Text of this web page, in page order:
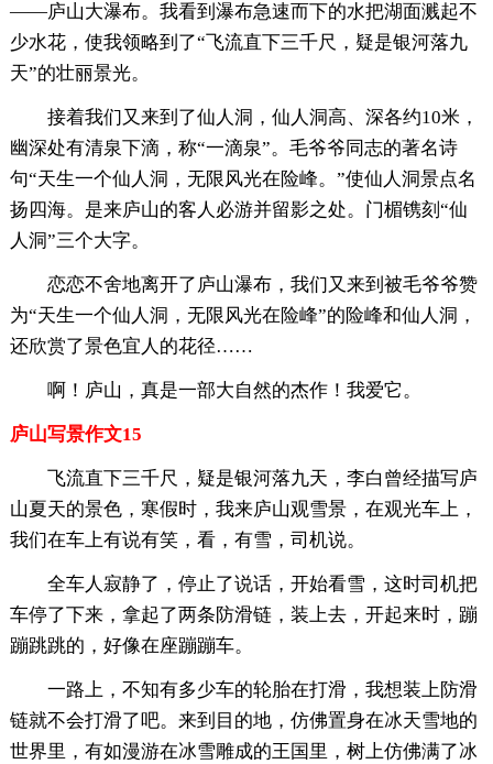
——庐山大瀑布。我看到瀑布急速而下的水把湖面溅起不
少水花，使我领略到了“飞流直下三千尺，疑是银河落九
天”的壮丽景光。
接着我们又来到了仙人洞，仙人洞高、深各约10米，
幽深处有清泉下滴，称“一滴泉”。毛爷爷同志的著名诗
句“天生一个仙人洞，无限风光在险峰。”使仙人洞景点名
扬四海。是来庐山的客人必游并留影之处。门楣镌刻“仙
人洞”三个大字。
恋恋不舍地离开了庐山瀑布，我们又来到被毛爷爷赞
为“天生一个仙人洞，无限风光在险峰”的险峰和仙人洞，
还欣赏了景色宜人的花径……
啊！庐山，真是一部大自然的杰作！我爱它。
庐山写景作文15
飞流直下三千尺，疑是银河落九天，李白曾经描写庐
山夏天的景色，寒假时，我来庐山观雪景，在观光车上，
我们在车上有说有笑，看，有雪，司机说。
全车人寂静了，停止了说话，开始看雪，这时司机把
车停了下来，拿起了两条防滑链，装上去，开起来时，蹦
蹦跳跳的，好像在座蹦蹦车。
一路上，不知有多少车的轮胎在打滑，我想装上防滑
链就不会打滑了吧。来到目的地，仿佛置身在冰天雪地的
世界里，有如漫游在冰雪雕成的王国里，树上仿佛满了冰